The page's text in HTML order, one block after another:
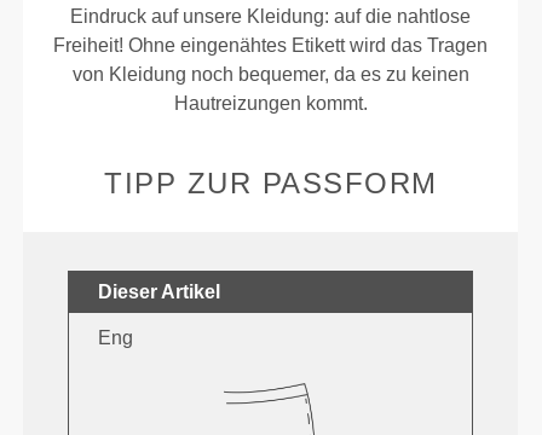
Eindruck auf unsere Kleidung: auf die nahtlose
Freiheit! Ohne eingenähtes Etikett wird das Tragen
von Kleidung noch bequemer, da es zu keinen
Hautreizungen kommt.
TIPP ZUR PASSFORM
Dieser Artikel
Eng